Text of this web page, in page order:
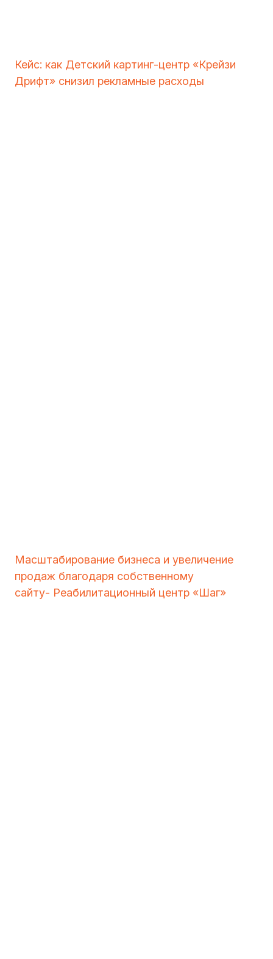
Кейс: как Детский картинг-центр «Крейзи
Дрифт» снизил рекламные расходы
Масштабирование бизнеса и увеличение
продаж благодаря собственному
сайту- Реабилитационный центр «Шаг»